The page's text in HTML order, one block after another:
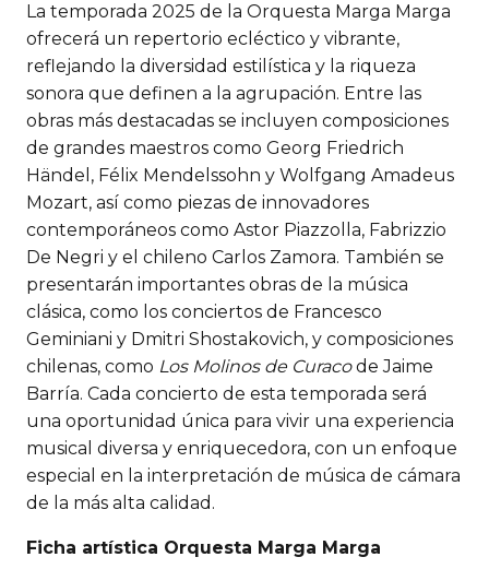
La temporada 2025 de la Orquesta Marga Marga
ofrecerá un repertorio ecléctico y vibrante,
reflejando la diversidad estilística y la riqueza
sonora que definen a la agrupación. Entre las
obras más destacadas se incluyen composiciones
de grandes maestros como Georg Friedrich
Händel, Félix Mendelssohn y Wolfgang Amadeus
Mozart, así como piezas de innovadores
contemporáneos como Astor Piazzolla, Fabrizzio
De Negri y el chileno Carlos Zamora. También se
presentarán importantes obras de la música
clásica, como los conciertos de Francesco
Geminiani y Dmitri Shostakovich, y composiciones
chilenas, como Los Molinos de Curacode Jaime
Barría. Cada concierto de esta temporada será
una oportunidad única para vivir una experiencia
musical diversa y enriquecedora, con un enfoque
especial en la interpretación de música de cámara
de la más alta calidad.
Ficha artística Orquesta Marga Marga